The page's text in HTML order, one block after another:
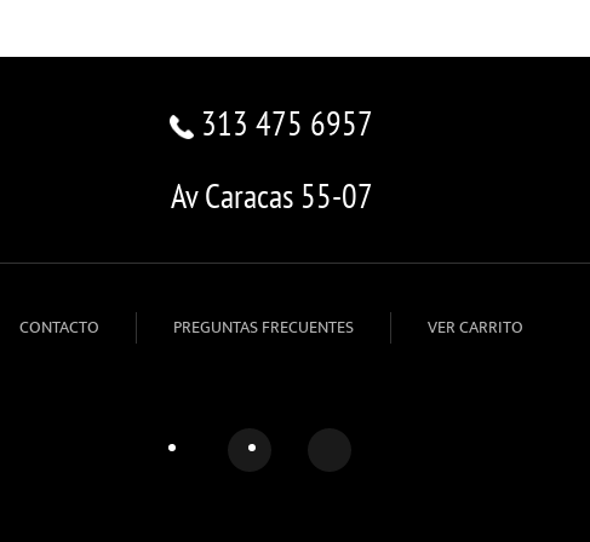
313 475 6957
Av Caracas 55-07
CONTACTO PREGUNTAS FRECUENTES VER CARRITO